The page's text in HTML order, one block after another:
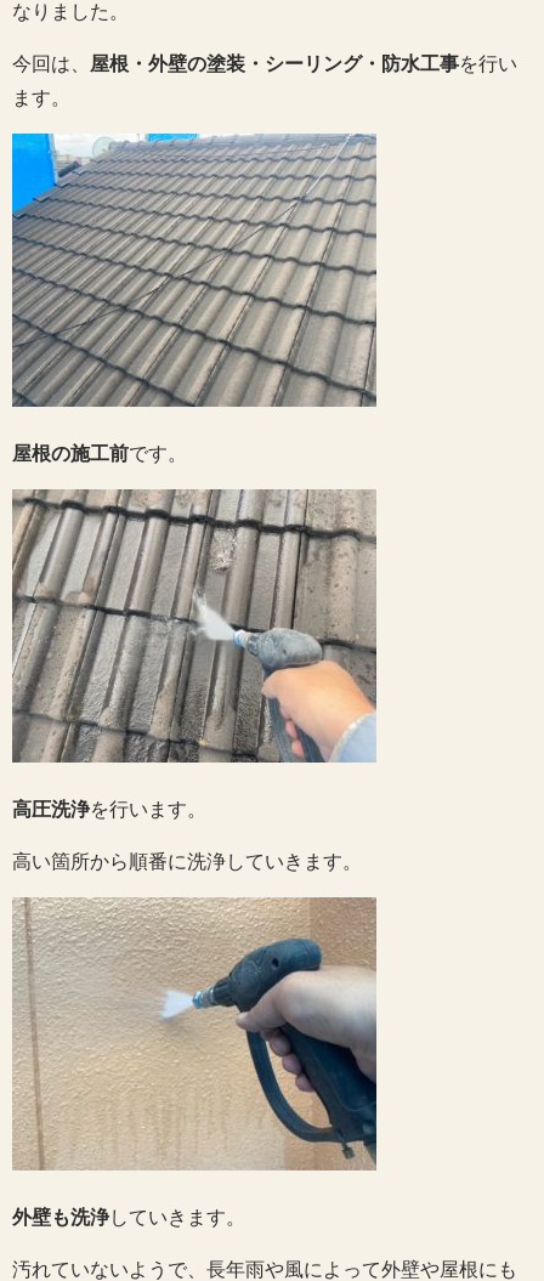
なりました。
今回は、 屋根・外壁の塗装・シーリング・防水工事を行い
ます。
屋根の施工前です。
高圧洗浄を行います。
高い箇所から順番に洗浄していきます。
外壁も洗浄していきます。
汚れていないようで、長年雨や風によって外壁や屋根にも